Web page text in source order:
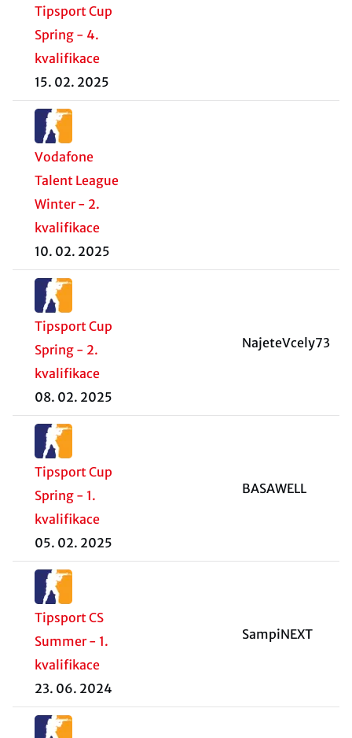
Tipsport Cup
Spring - 4.
kvalifikace
15. 02. 2025
Vodafone
Talent League
Winter - 2.
kvalifikace
10. 02. 2025
Tipsport Cup
Spring - 2.
kvalifikace
08. 02. 2025
NajeteVcely73
Tipsport Cup
Spring - 1.
kvalifikace
05. 02. 2025
BASAWELL
Tipsport CS
Summer - 1.
kvalifikace
23. 06. 2024
SampiNEXT